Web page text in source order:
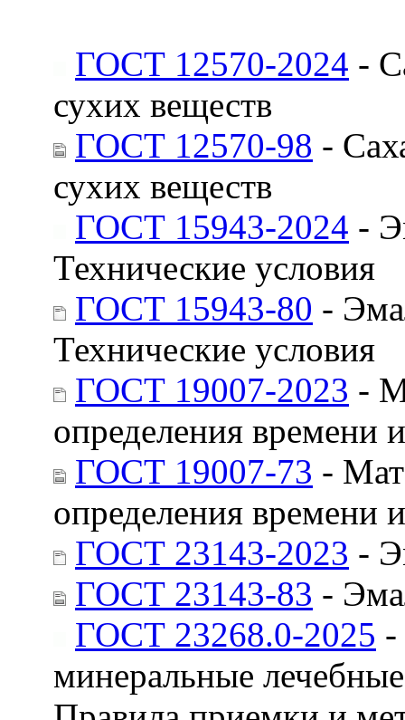
ГОСТ 12570-2024 -
сухих веществ
ГОСТ 12570-98 -
сухих веществ
ГОСТ 15943-2024 -
Технические условия
ГОСТ 15943-80 -
Технические условия
ГОСТ 19007-2023 -
определения времени
ГОСТ 19007-73 -
определения времени
ГОСТ 23143-2023 -
ГОСТ 23143-83 -
ГОСТ 23268.0-2025 -
минеральные